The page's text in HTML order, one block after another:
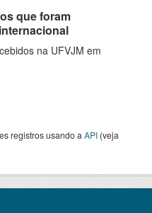
que foram
na UFVJM em
registros usando a API (veja